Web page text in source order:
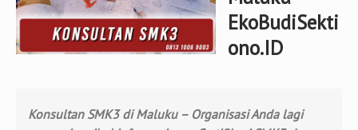
EkoBudiSekti
ono.ID
Konsultan SMK3 di Maluku – Organisasi Anda lagi